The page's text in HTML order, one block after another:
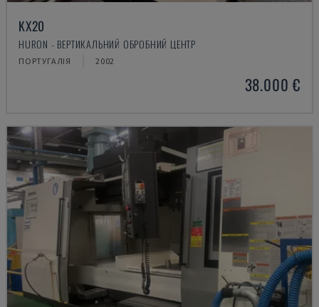
KX20
HURON - ВЕРТИКАЛЬНИЙ ОБРОБНИЙ ЦЕНТР
ПОРТУГАЛІЯ 2002
38.000 €